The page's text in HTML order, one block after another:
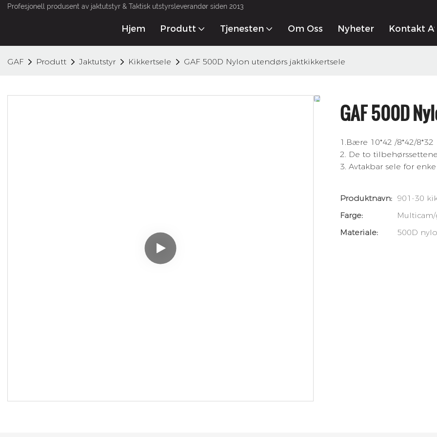
Profesjonell produsent av jaktutstyr & Taktisk utstyrsleverandør siden 2013
Hjem Produtt Tjenesten Om Oss Nyheter Kontakt
GAF Produtt Jaktutstyr Kikkertsele GAF 500D Nylon utendørs jaktkikkertsele
GAF 500D
1.Bære 10*42 /8*42/
2. De to
3. Avtakbar sele for
Produktnavn: 901-30
Farge:
Materiale:
500D